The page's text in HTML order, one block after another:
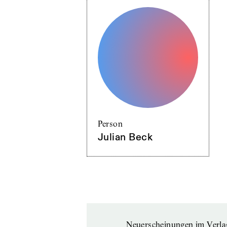
Person
Julian Beck
Neuerscheinungen im